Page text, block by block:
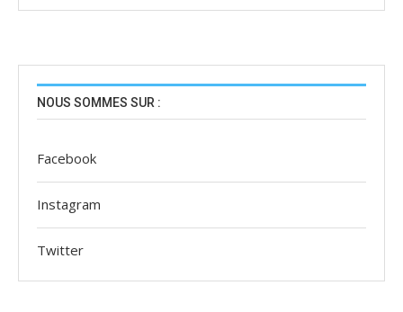
NOUS SOMMES SUR :
Facebook
Instagram
Twitter